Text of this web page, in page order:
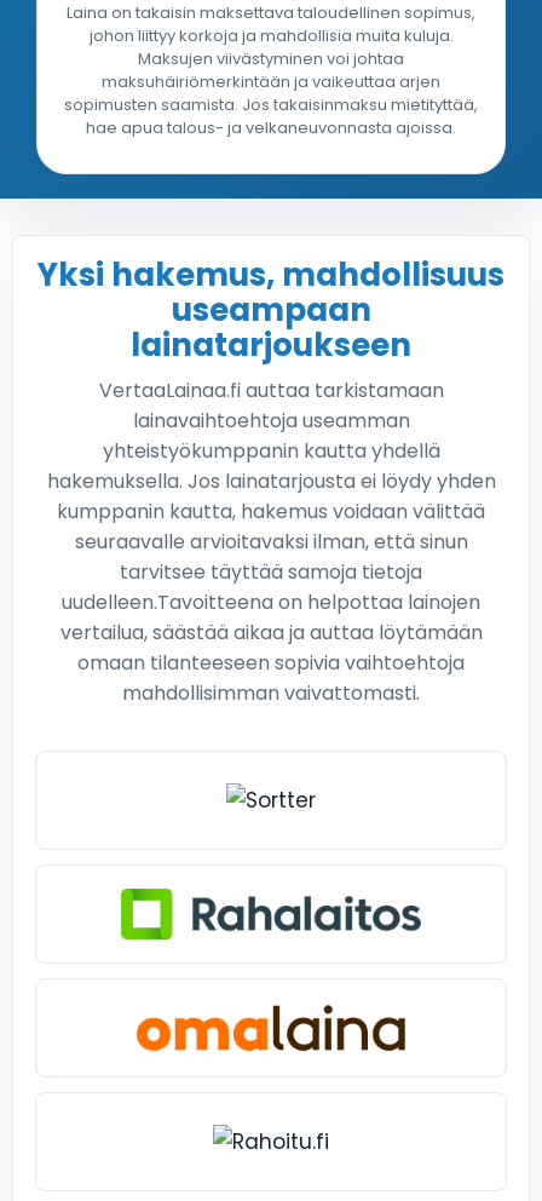
Laina on takaisin maksettava taloudellinen sopimus,
johon liittyy korkoja ja mahdollisia muita kuluja.
Maksujen viivästyminen voi johtaa
maksuhäiriömerkintään ja vaikeuttaa arjen
sopimusten saamista. Jos takaisinmaksu mietityttää,
hae apua talous- ja velkaneuvonnasta ajoissa.
Yksi hakemus, mahdollisuus
useampaan
lainatarjoukseen
VertaaLainaa.fi auttaa tarkistamaan
lainavaihtoehtoja useamman
yhteistyökumppanin kautta yhdellä
hakemuksella. Jos lainatarjousta ei löydy yhden
kumppanin kautta, hakemus voidaan välittää
seuraavalle arvioitavaksi ilman, että sinun
tarvitsee täyttää samoja tietoja
uudelleen.Tavoitteena on helpottaa lainojen
vertailua, säästää aikaa ja auttaa löytämään
omaan tilanteeseen sopivia vaihtoehtoja
mahdollisimman vaivattomasti.